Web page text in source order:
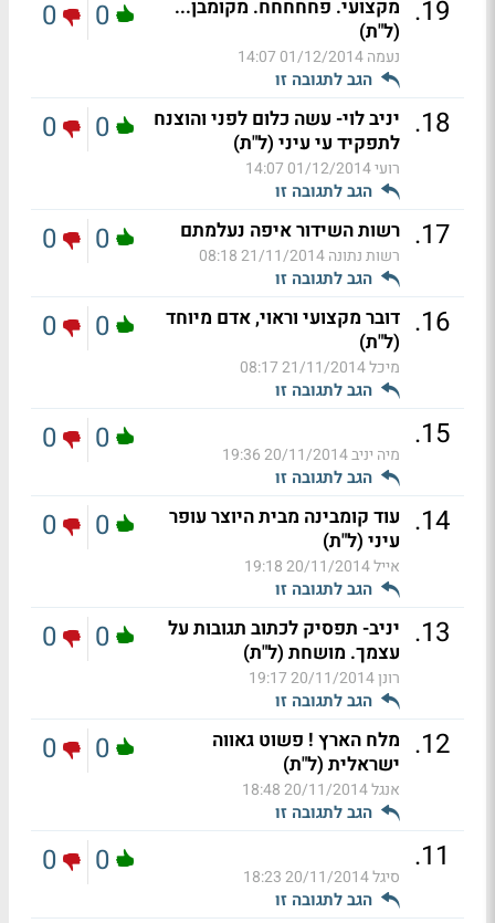
19
. מקצועי. פחחחחח. מקומבן...
(ל"ת)
נעמה01/12/2014 14:07
הגב לתגובה זו
0
0
18
. יניב לוי- עשה כלום לפני והוצנח
לתפקיד עי עיני (ל"ת)
רועי01/12/2014 14:07
הגב לתגובה זו
0
0
17
. רשות השידור איפה נעלמתם
רשות נתונה21/11/2014 08:18
הגב לתגובה זו
0
0
16
. דובר מקצועי וראוי, אדם מיוחד
(ל"ת)
מיכל21/11/2014 08:17
הגב לתגובה זו
0
0
15
.
מיה יניב20/11/2014 19:36
הגב לתגובה זו
0
0
14
. עוד קומבינה מבית היוצר עופר
עיני (ל"ת)
אייל20/11/2014 19:18
הגב לתגובה זו
0
0
13
. יניב- תפסיק לכתוב תגובות על
עצמך. מושחת (ל"ת)
רונן20/11/2014 19:17
הגב לתגובה זו
0
0
12
. מלח הארץ ! פשוט גאווה
ישראלית (ל"ת)
אנגל20/11/2014 18:48
הגב לתגובה זו
0
0
11
.
סיגל20/11/2014 18:23
הגב לתגובה זו
0
0